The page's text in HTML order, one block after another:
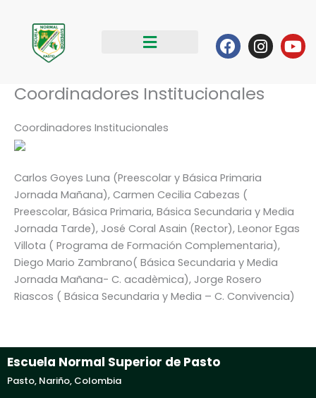
contenido
Facebook
Coordinadores Institucionales
Coordinadores Institucionales
Carlos Goyes Luna (Preescolar y Básica Primaria
Jornada Mañana), Carmen Cecilia Cabezas (
Preescolar, Básica Primaria, Básica Secundaria y Media
Jornada Tarde), José Coral Asain (Rector), Leonor Egas
Villota ( Programa de Formación Complementaria),
Diego Mario Zambrano( Básica Secundaria y Media
Jornada Mañana- C. acadèmica), Jorge Rosero
Riascos ( Básica Secundaria y Media – C. Convivencia)
Escuela Normal Superior de Pasto
Pasto, Nariño, Colombia